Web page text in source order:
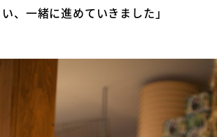
、一緒に進めていきました」